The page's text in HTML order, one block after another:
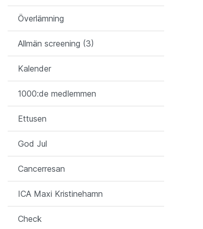
Överlämning
Allmän screening (3)
Kalender
1000:de medlemmen
Ettusen
God Jul
Cancerresan
ICA Maxi Kristinehamn
Check